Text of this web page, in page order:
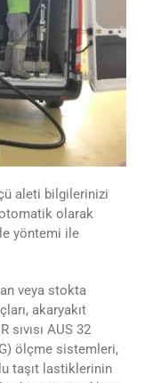
aleti bilgilerinizi
olarak
yöntemi ile
veya stokta
akaryakıt
sıvısı AUS 32
ölçme sistemleri,
taşıt lastiklerinin